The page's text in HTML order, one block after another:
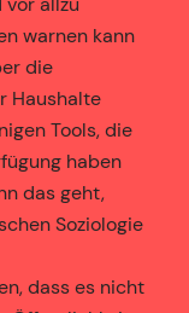
warnen kann
die
Haushalte
Tools, die
haben
das geht,
Soziologie
dass es nicht